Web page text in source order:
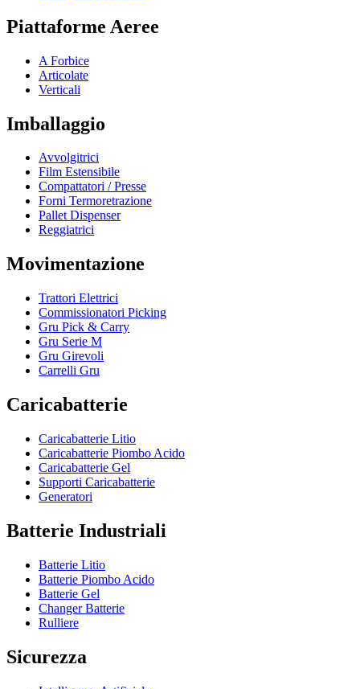
Piattaforme Aeree
A Forbice
Articolate
Verticali
Imballaggio
Avvolgitrici
Film Estensibile
Compattatori / Presse
Forni Termoretrazione
Pallet Dispenser
Reggiatrici
Movimentazione
Trattori Elettrici
Commissionatori Picking
Gru Pick & Carry
Gru Serie M
Gru Girevoli
Carrelli Gru
Caricabatterie
Caricabatterie Litio
Caricabatterie Piombo Acido
Caricabatterie Gel
Supporti Caricabatterie
Generatori
Batterie Industriali
Batterie Litio
Batterie Piombo Acido
Batterie Gel
Changer Batterie
Rulliere
Sicurezza